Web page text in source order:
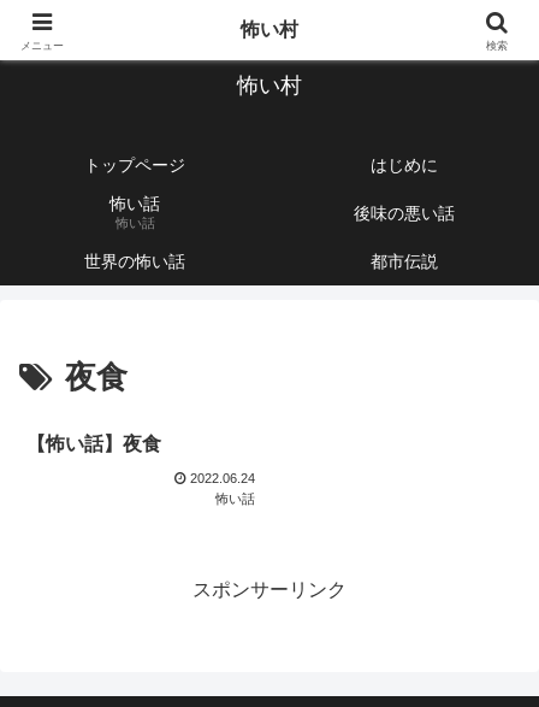
【1760話以上】怖い話と不思議な話を集めて紹介するサイト
怖い村
トップページ
はじめに
怖い話
怖い話 後味の悪い話
世界の怖い話 都市伝説
夜食
【怖い話】夜食
2022.06.24
怖い話
スポンサーリンク
メニュー
怖い村
検索